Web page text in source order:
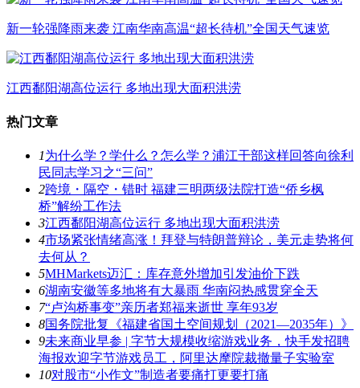
新一轮强降雨来袭 江南华南高温“超长待机”全国天气速览
江西鄱阳湖高位运行 多地出现大面积洪涝
热门文章
1为什么学？学什么？怎么学？浦江干部这样回答向徐利
民同志学习之“三问”
2跨境・隔空・错时 福建三明两级法院打造“侨乡枫
桥”解纷工作法
3江西鄱阳湖高位运行 多地出现大面积洪涝
4市场紧张情绪高涨！拜登与特朗普辩论，美元走势将何
去何从？
5MHMarkets迈汇：库存意外增加引发油价下跌
6湖南安徽等多地将有大暴雨 华南闷热感贯穿全天
7“卢沟桥事变”亲历者郑福来逝世 享年93岁
8国务院批复《福建省国土空间规划（2021―2035年）》
9未来商业早参 | 字节大规模收缩游戏业务，快手发招聘
海报欢迎字节游戏员工，阿里达摩院裁撤量子实验室
10对股市“小作文”制造者要痛打更要打痛